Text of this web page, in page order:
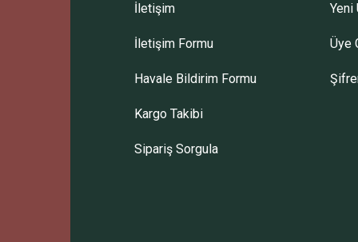
Gönder
İletişim
İletişim Formu
Havale Bildirim Formu
Kargo Takibi
Sipariş Sorgula
Yeni
Üye